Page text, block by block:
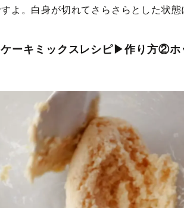
よ。白身が切れてさらさらとした状態
ケーキミックスレシピ▶作り方②ホ